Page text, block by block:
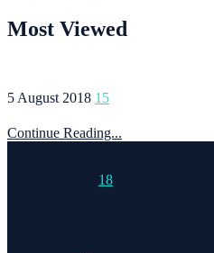
Most Viewed
5 August 2018 15
Continue Reading...
18